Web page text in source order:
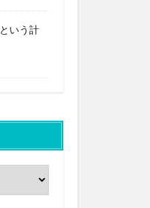
いう計